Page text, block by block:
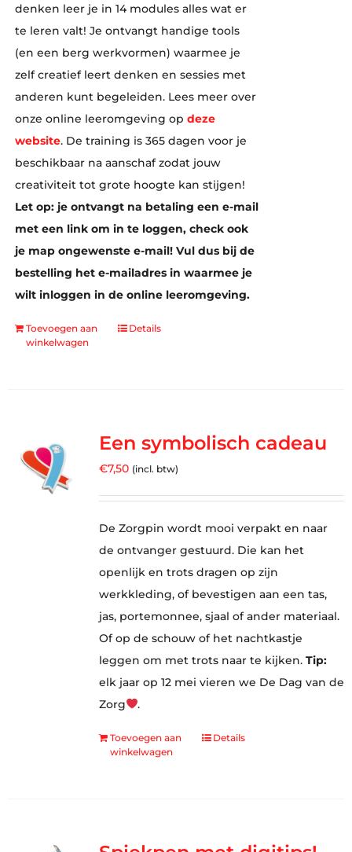
denken leer je in 14 modules alles wat er
te leren valt! Je ontvangt handige tools
(en een berg werkvormen) waarmee je
zelf creatief leert denken en sessies met
anderen kunt begeleiden. Lees meer over
onze online leeromgeving op deze
website. De training is 365 dagen voor je
beschikbaar na aanschaf zodat jouw
creativiteit tot grote hoogte kan stijgen!
Let op: je ontvangt na betaling een e-mail
met een link om in te loggen, check ook
je map ongewenste e-mail! Vul dus bij de
bestelling het e-mailadres in waarmee je
wilt inloggen in de online leeromgeving.
Toevoegen aan
winkelwagen
Details
Een symbolisch cadeau
€7,50 (incl. btw)
De Zorgpin wordt mooi verpakt en naar
de ontvanger gestuurd. Die kan het
openlijk en trots dragen op zijn
werkkleding, of bevestigen aan een tas,
jas, portemonnee, sjaal of ander materiaal.
Of op de schouw of het nachtkastje
leggen om met trots naar te kijken. Tip:
elk jaar op 12 mei vieren we De Dag van de
Zorg
.
Toevoegen aan
winkelwagen
Details